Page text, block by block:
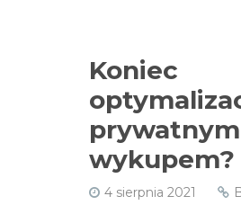
Koniec
prywatnym
wykupem?
4 sierpnia 2021